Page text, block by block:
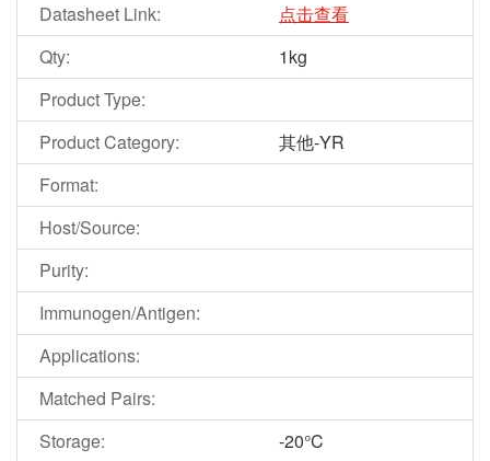
Datasheet Link:
点击查看
Qty:
1kg
Product Type:
Product Category:
其他-YR
Format:
Host/Source:
Purity:
Immunogen/Antigen:
Applications:
Matched Pairs:
Storage:
-20°C